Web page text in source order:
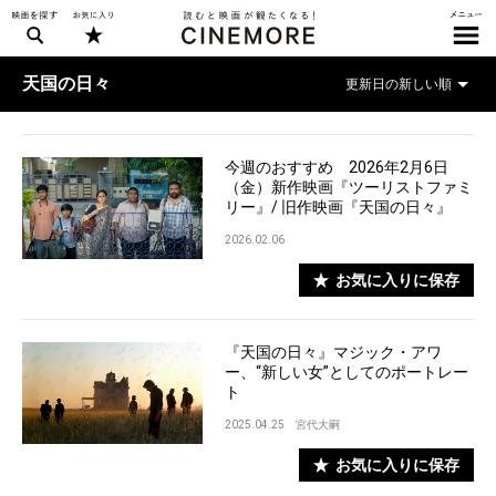
天国の日々
今週のおすすめ 2026年2月6日
（金）新作映画『ツーリストファミ
リー』/ 旧作映画『天国の日々』
2026.02.06
お気に入りに保存
『天国の日々』マジック・アワ
ー、“新しい女”としてのポートレー
ト
2025.04.25 宮代大嗣
お気に入りに保存